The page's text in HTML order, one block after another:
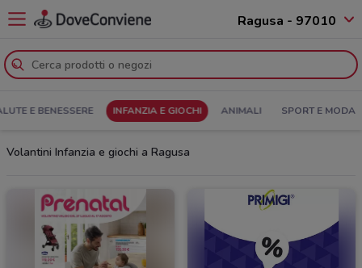
Ragusa - 97010
E BENESSERE INFANZIA E GIOCHI ANIMALI SPORT E MODA
Volantini Infanzia e giochi a Ragusa